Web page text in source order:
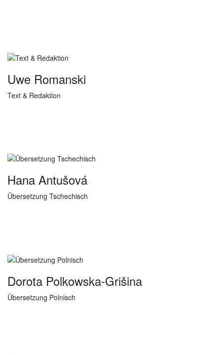
Uwe Romanski
Text & Redaktion
Hana Antušová
Übersetzung Tschechisch
Dorota Polkowska-Grišina
Übersetzung Polnisch